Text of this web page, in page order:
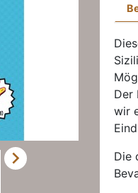

Der
wir
Die